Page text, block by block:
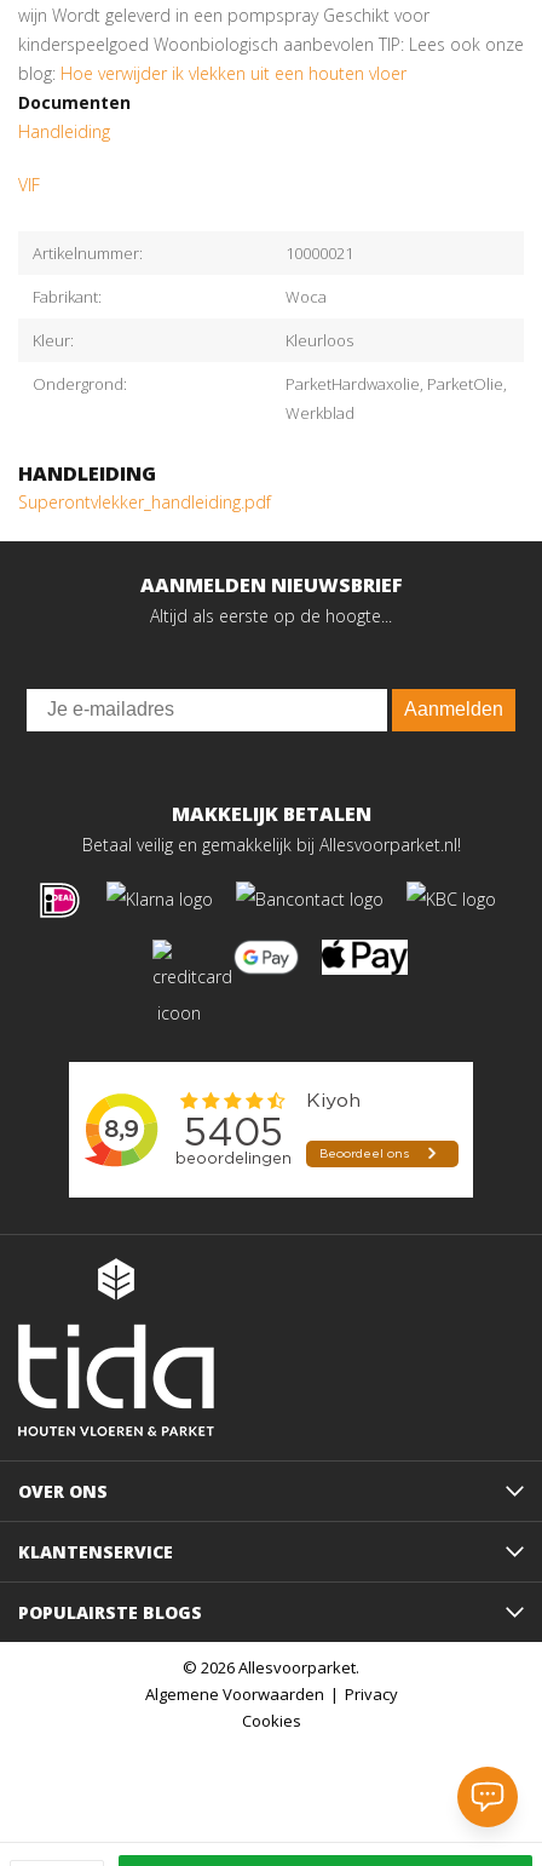
wijn Wordt geleverd in een pompspray Geschikt voor
kinderspeelgoed Woonbiologisch aanbevolen TIP: Lees ook onze
blog: Hoe verwijder ik vlekken uit een houten vloer
Documenten
Handleiding
VIF
Artikelnummer:
10000021
Fabrikant:
Woca
Kleur:
Kleurloos
Ondergrond:
ParketHardwaxolie, ParketOlie,
Werkblad
HANDLEIDING
Superontvlekker_handleiding.pdf
AANMELDEN NIEUWSBRIEF
Altijd als eerste op de hoogte...
Email
Aanmelden
MAKKELIJK BETALEN
Betaal veilig en gemakkelijk bij Allesvoorparket.nl!
OVER ONS
KLANTENSERVICE
POPULAIRSTE BLOGS
© 2026 Allesvoorparket.
Algemene Voorwaarden
Privacy
Cookies